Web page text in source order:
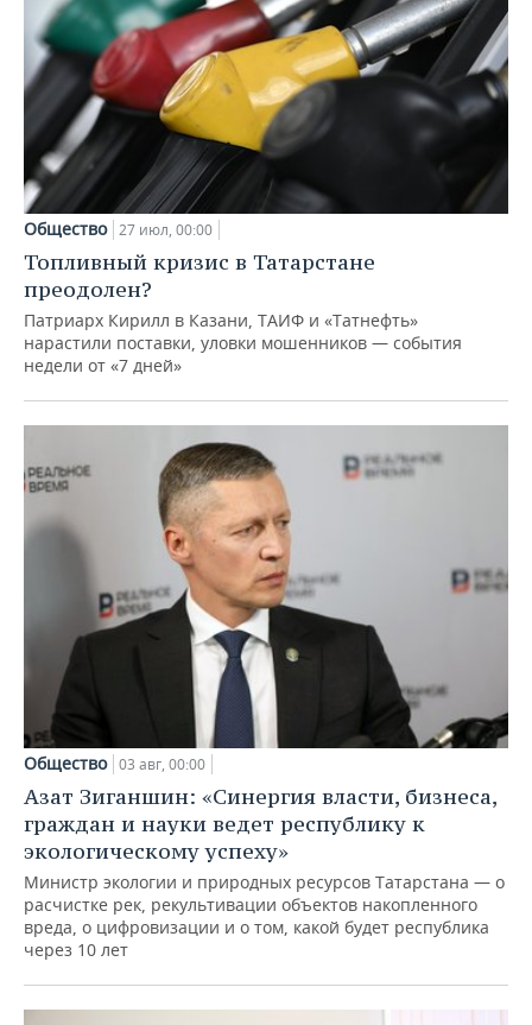
Общество 27 июл, 00:00
Топливный кризис в Татарстане
преодолен?
Патриарх Кирилл в Казани, ТАИФ и «Татнефть»
нарастили поставки, уловки мошенников — события
недели от «7 дней»
Общество 03 авг, 00:00
Азат Зиганшин: «Синергия власти, бизнеса,
граждан и науки ведет республику к
экологическому успеху»
Министр экологии и природных ресурсов Татарстана — о
расчистке рек, рекультивации объектов накопленного
вреда, о цифровизации и о том, какой будет республика
через 10 лет